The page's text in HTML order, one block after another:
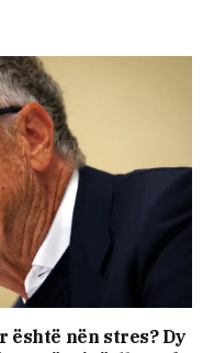
është nën stres? Dy